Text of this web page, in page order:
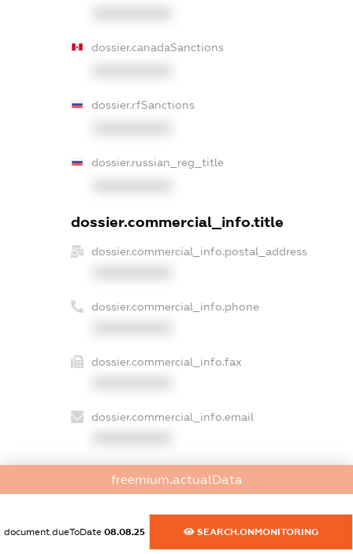
dossier.canadaSanctions
dossier.rfSanctions
dossier.russian_reg_title
dossier.commercial_info.title
dossier.commercial_info.postal_address
dossier.commercial_info.phone
dossier.commercial_info.fax
dossier.commercial_info.email
dossier.commercial_info.website
XXXXXXXXXX
dossier.commercial_info.activity
XXXXXXXXXX
freemium.actualData
document.dueToDate 08.08.25 SEARCH.ONMONITORING